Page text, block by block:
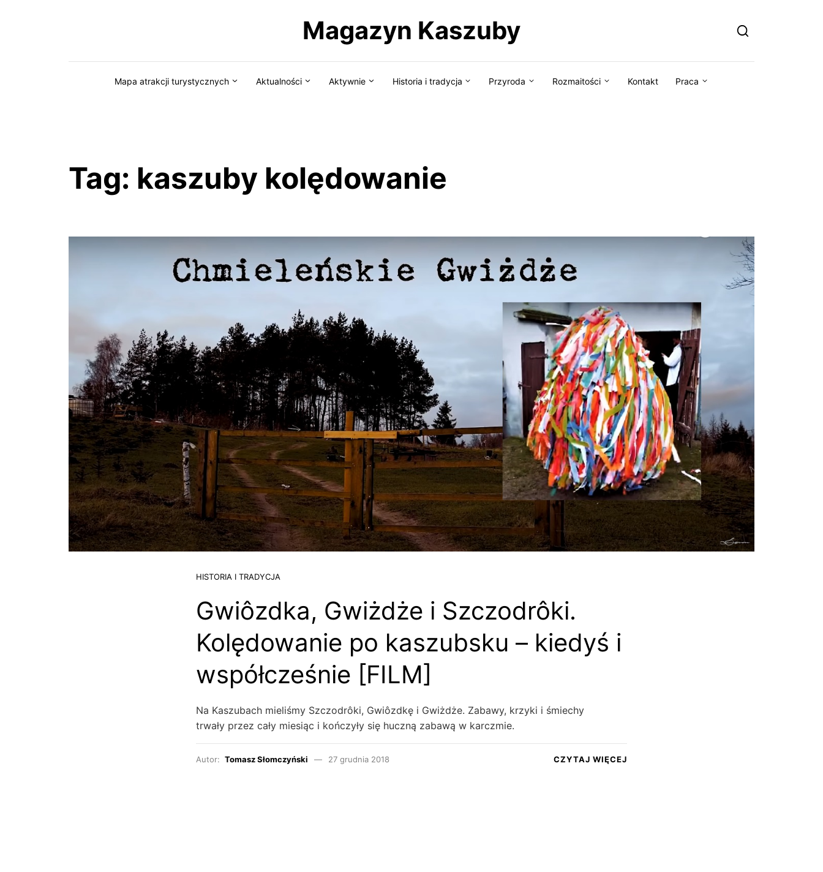
Magazyn Kaszuby
Mapa atrakcji turystycznych Aktualności Aktywnie Historia i tradycja Przyroda Rozmaitości Kontakt Praca
Tag: kaszuby kolędowanie
HISTORIA I TRADYCJA
Gwiôzdka, Gwiżdże i Szczodrôki.
Kolędowanie po kaszubsku – kiedyś i
współcześnie [FILM]
Na Kaszubach mieliśmy Szczodrôki, Gwiôzdkę i Gwiżdże. Zabawy, krzyki i śmiechy
trwały przez cały miesiąc i kończyły się huczną zabawą w karczmie.
Autor: Tomasz Słomczyński 27 grudnia 2018 CZYTAJ WIĘCEJ